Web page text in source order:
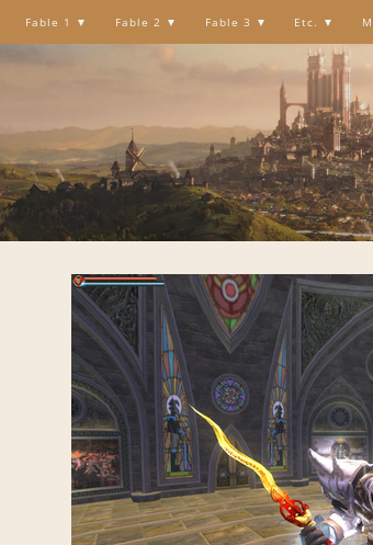
Fable 1 Fable 2 Fable 3 Etc.